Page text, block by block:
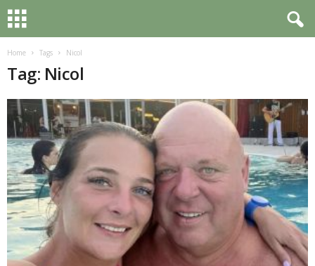
Home Tags Nicol
Tag: Nicol